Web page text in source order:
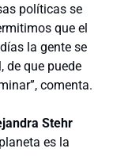
políticas se
que el
la gente se
de que puede
comenta.
Stehr
es la